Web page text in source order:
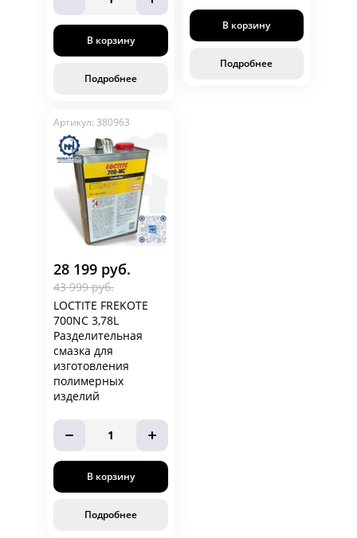
поставщика!
В корзину
Подробнее
наносится,Быстрая
полимеризация
Герметизация новых и
пресс- форм,Глянцевая
В корзину
Подробнее
Артикул: 380963
28 199 руб.
43 999 руб.
LOCTITE FREKOTE
700NC 3,78L
Разделительная
смазка для
изготовления
полимерных
изделий
1
В корзину
Подробнее